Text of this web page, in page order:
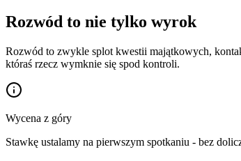
Rozwód to nie tylko wyrok
Rozwód to zwykle splot kwestii majątkowych,
któraś rzecz wymknie się spod kontroli.
Wycena z góry
Stawkę ustalamy na pierwszym spotkaniu - bez